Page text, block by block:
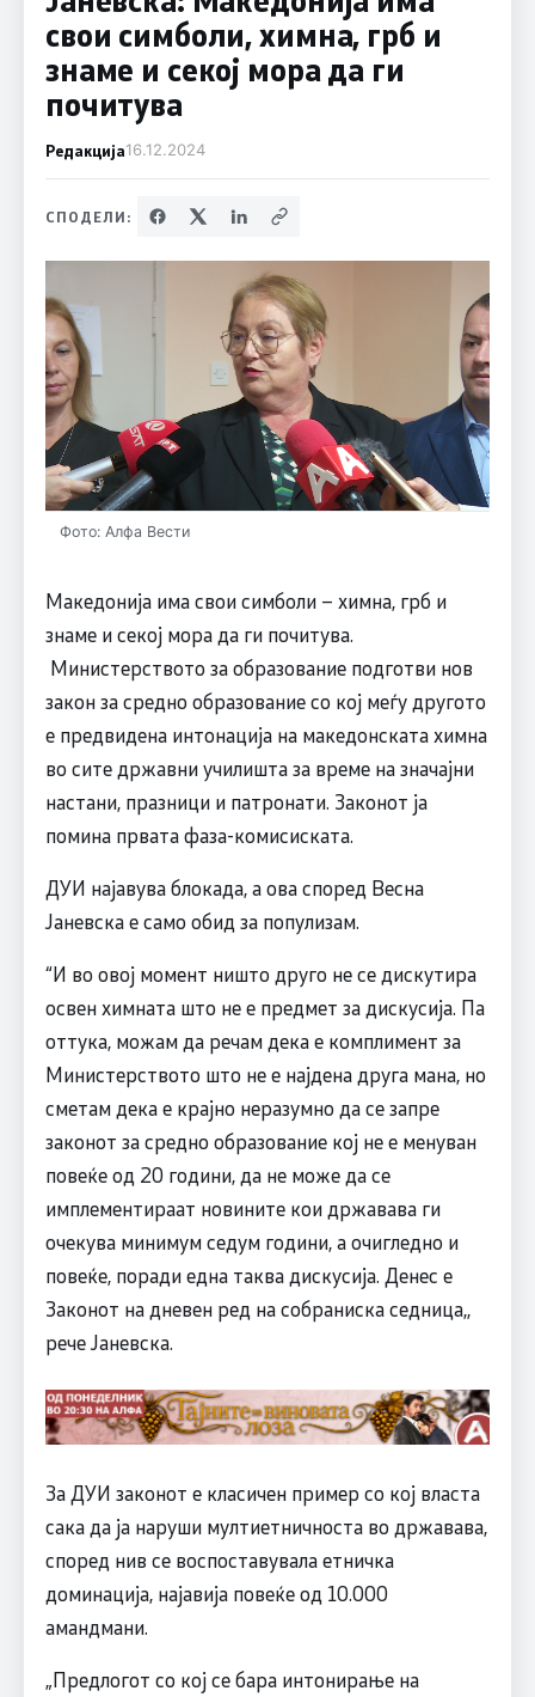
свои симболи, химна, грб и
знаме и секој мора да ги
почитува
Редакција16.12.2024
СПОДЕЛИ:
Фото: Алфа Вести
Македонија има свои симболи – химна, грб и
знаме и секој мора да ги почитува.
Министерството за образование подготви нов
закон за средно образование со кој меѓу другото
е предвидена интонација на македонската химна
во сите државни училишта за време на значајни
настани, празници и патронати. Законот ја
помина првата фаза-комисиската.
ДУИ најавува блокада, а ова според Весна
Јаневска е само обид за популизам.
“И во овој момент ништо друго не се дискутира
освен химната што не е предмет за дискусија. Па
оттука, можам да речам дека е комплимент за
Министерството што не е најдена друга мана, но
сметам дека е крајно неразумно да се запре
законот за средно образование кој не е менуван
повеќе од 20 години, да не може да се
имплементираат новините кои државава ги
очекува минимум седум години, а очигледно и
повеќе, поради една таква дискусија. Денес е
Законот на дневен ред на собраниска седница,,
рече Јаневска.
За ДУИ законот е класичен пример со кој власта
сака да ја наруши мултиетничноста во државава,
според нив се воспоставувала етничка
доминација, најавија повеќе од 10.000
амандмани.
„Предлогот со кој се бара интонирање на